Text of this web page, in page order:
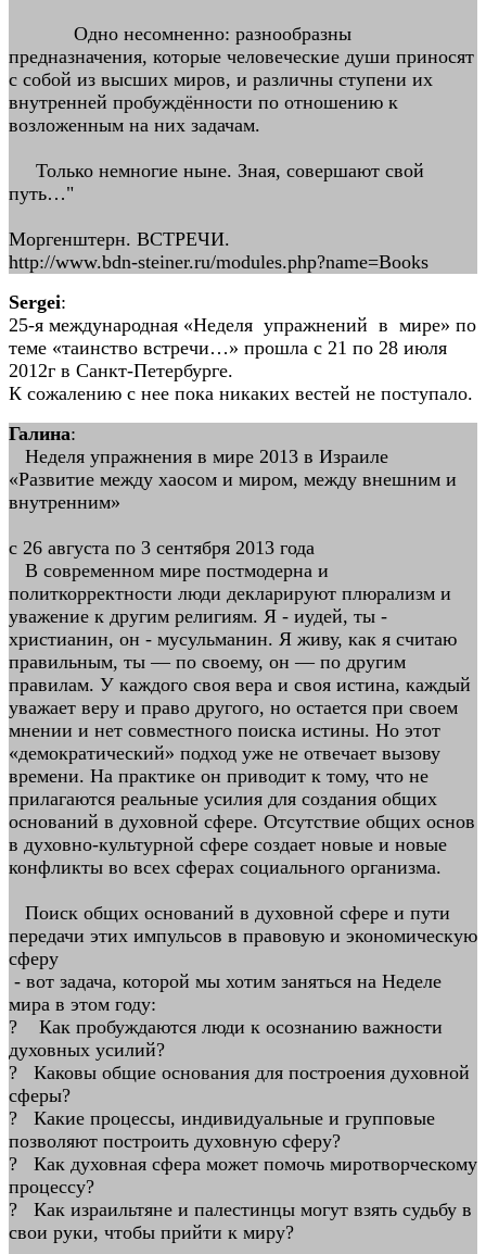
Одно несомненно: разнообразны
предназначения, которые человеческие души приносят
с собой из высших миров, и различны ступени их
внутренней пробуждённости по отношению к
возложенным на них задачам.
Только немногие ныне. Зная, совершают свой
путь…"
Моргенштерн. ВСТРЕЧИ.
http://www.bdn-steiner.ru/modules.php?name=Books
Sergei:
25-я международная «Неделя упражнений в мире» по
теме «таинство встречи…» прошла с 21 по 28 июля
2012г в Санкт-Петербурге.
К сожалению с нее пока никаких вестей не поступало.
Галина:
Неделя упражнения в мире 2013 в Израиле
«Развитие между хаосом и миром, между внешним и
внутренним»
с 26 августа по 3 сентября 2013 года
В современном мире постмодерна и
политкорректности люди декларируют плюрализм и
уважение к другим религиям. Я - иудей, ты -
христианин, он - мусульманин. Я живу, как я считаю
правильным, ты — по своему, он — по другим
правилам. У каждого своя вера и своя истина, каждый
уважает веру и право другого, но остается при своем
мнении и нет совместного поиска истины. Но этот
«демократический» подход уже не отвечает вызову
времени. На практике он приводит к тому, что не
прилагаются реальные усилия для создания общих
оснований в духовной сфере. Отсутствие общих основ
в духовно-культурной сфере создает новые и новые
конфликты во всех сферах социального организма.
Поиск общих оснований в духовной сфере и пути
передачи этих импульсов в правовую и экономическую
сферу
- вот задача, которой мы хотим заняться на Неделе
мира в этом году:
? Как пробуждаются люди к осознанию важности
духовных усилий?
? Каковы общие основания для построения духовной
сферы?
? Какие процессы, индивидуальные и групповые
позволяют построить духовную сферу?
? Как духовная сфера может помочь миротворческому
процессу?
? Как израильтяне и палестинцы могут взять судьбу в
свои руки, чтобы прийти к миру?